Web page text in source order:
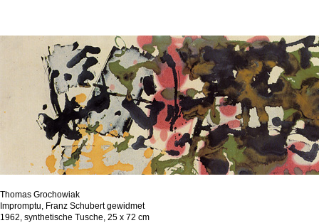
Thomas Grochowiak
Impromptu, Franz Schubert gewidmet
1962, synthetische Tusche, 25 x 72 cm